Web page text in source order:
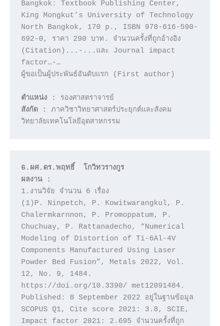
Bangkok: Textbook Publishing Center,
King Mongkut’s University of Technology
North Bangkok, 170 p., ISBN 978-616-590-
692-0, ราคา 290 บาท. จำนวนครั้งที่ถูกอ้างอิง
(Citation)...-...และ Journal impact
factor…-…
ผู้ขอเป็นผู้ประพันธ์อันดับแรก (First author)
ตำแหน่ง :
สังกัด :
ภาควิชาวิทยาศาสตร์ประยุกต์และสังคม
6.ผศ.ดร.พฤทธิ์  โกวิทวรางกูร
ผลงาน :
1.งานวิจัย จำนวน 6 เรื่อง
(1)P. Ninpetch, P. Kowitwarangkul, P.
Chalermkarnnon, P. Promoppatum, P.
Chuchuay, P. Rattanadecho, “Numerical
Modeling of Distortion of Ti-6Al-4V
Components Manufactured Using Laser
Powder Bed Fusion”, Metals 2022, Vol.
12, No. 9, 1484.
https://doi.org/10.3390/ met12091484.
Published: 8 September 2022 อยู่ในฐานข้อมูล
SCOPUS Q1, Cite score 2021: 3.8, SCIE,
Impact factor 2021: 2.695 จำนวนครั้งที่ถูก